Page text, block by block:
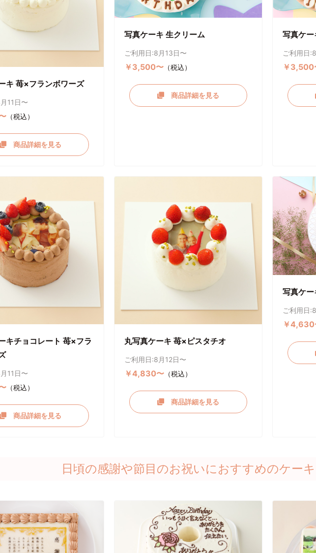
キ 苺×フランボワーズ
11日〜
（税込）
商品詳細を見る
写真ケーキ 生クリーム
ご利用日:8月13日〜
￥3,500〜 （税込）
商品詳細を見る
写真ケー
ご利用日
￥3,500
キチョコレート 苺×フラ
11日〜
（税込）
商品詳細を見る
丸写真ケーキ 苺×ピスタチオ
ご利用日:8月12日〜
￥4,830〜 （税込）
商品詳細を見る
写真ケー
ご利用日
￥4,630
日頃の感謝や節目のお祝いにおすすめのケーキ